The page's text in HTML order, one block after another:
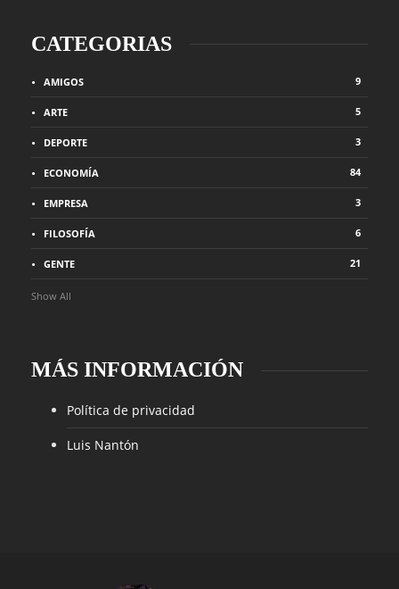
CATEGORIAS
AMIGOS 9
ARTE 5
DEPORTE 3
ECONOMÍA 84
EMPRESA 3
FILOSOFÍA 6
GENTE 21
Show All
MÁS INFORMACIÓN
Política de privacidad
Luis Nantón